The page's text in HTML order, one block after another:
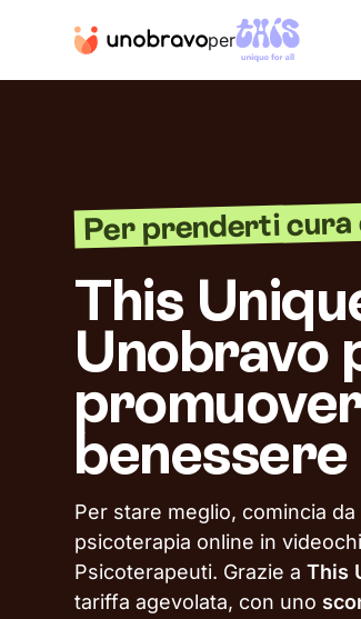
per
Per prenderti cura
This
Unobravo
Per stare meglio, comincia
psicoterapia online in
Psicoterapeuti. Grazie aThis
tariffa agevolata, con uno